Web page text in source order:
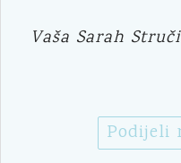
Vaša Sarah
Podijeli